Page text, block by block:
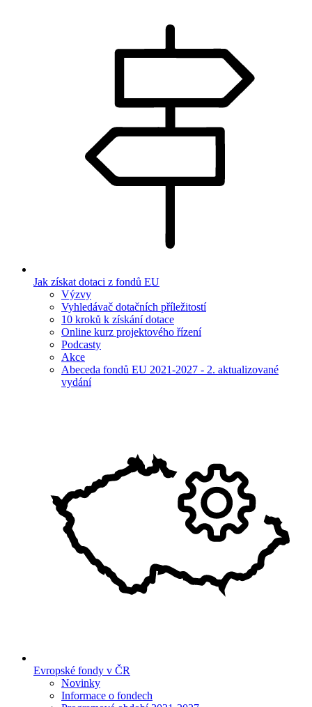
Jak získat dotaci z fondů EU
Výzvy
Vyhledávač dotačních příležitostí
10 kroků k získání dotace
Online kurz projektového řízení
Podcasty
Akce
Abeceda fondů EU 2021-2027 - 2. aktualizované
vydání
Evropské fondy v ČR
Novinky
Informace o fondech